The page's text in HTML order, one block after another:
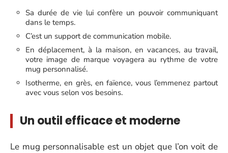
Sa durée de vie lui confère un pouvoir communiquant
dans le temps.
C’est un support de communication mobile.
En déplacement, à la maison, en vacances, au travail,
votre image de marque voyagera au rythme de votre
mug personnalisé.
Isotherme, en grès, en faïence, vous l’emmenez partout
avec vous selon vos besoins.
Un outil efficace et moderne
Le mug personnalisable est un objet que l’on voit de